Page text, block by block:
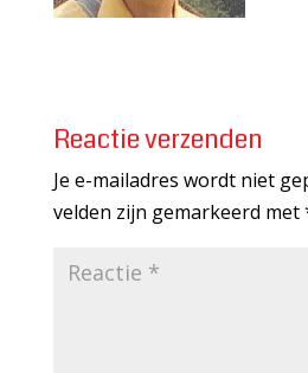
Reactie verzenden
Je e-mailadres wordt niet
velden zijn gemarkeerd met